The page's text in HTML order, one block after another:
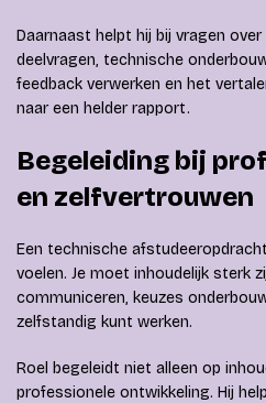
Daarnaast helpt hij bij vragen
deelvragen, technische
feedback verwerken en het
naar een helder rapport.
Begeleiding bij
en zelfvertrouwen
Een technische
voelen. Je moet inhoudelijk sterk
communiceren, keuzes
zelfstandig kunt werken.
Roel begeleidt niet alleen op
professionele ontwikkeling. Hij